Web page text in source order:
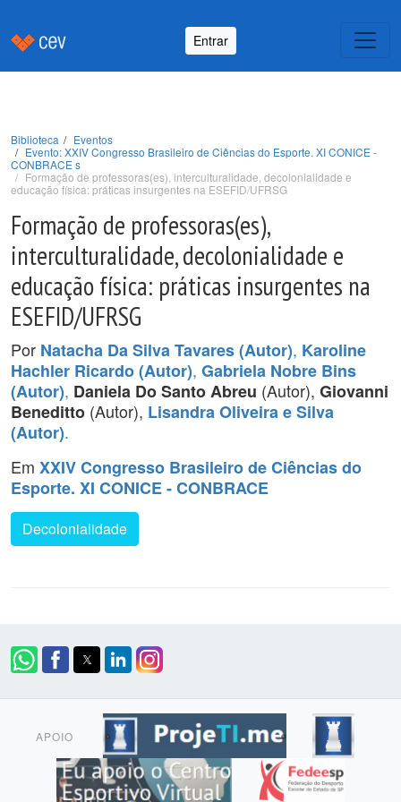
Entrar
Biblioteca
Eventos
Evento: XXIV Congresso Brasileiro de Ciências do Esporte. XI CONICE -
CONBRACE s
Formação de professoras(es), interculturalidade, decolonialidade e
educação física: práticas insurgentes na ESEFID/UFRSG
Formação de professoras(es),
interculturalidade, decolonialidade e
educação física: práticas insurgentes na
ESEFID/UFRSG
Por Natacha Da Silva Tavares (Autor), Karoline
Hachler Ricardo (Autor), Gabriela Nobre Bins
(Autor), Daniela Do Santo Abreu (Autor), Giovanni
Beneditto (Autor), Lisandra Oliveira e Silva
(Autor).
Em XXIV Congresso Brasileiro de Ciências do
Esporte. XI CONICE - CONBRACE
Decolonialidade
APOIO